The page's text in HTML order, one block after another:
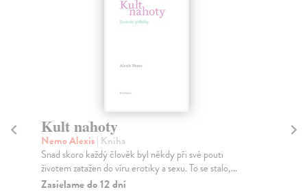
Kult nahoty
Nemo Alexis| Kniha
Snad skoro každý člověk byl někdy při své pouti
životem zatažen do víru erotiky a sexu. To se stalo,...
Zasielame do 12 dní